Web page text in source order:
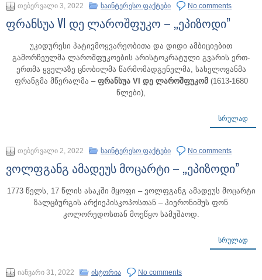
თებერვალი 3, 2022 საინტერესო ფაქტები No comments
ფრანსუა VI დე ლაროშფუკო – „ეპიზოდი”
უკიდურესი პატივმოყვარეობითა და დიდი ამბიციებით
გამორჩეულმა ლაროშფუკოების არისტოკრატული გვარის ერთ-
ერთმა ყველაზე ცნობილმა წარმომადგენელმა, სახელოვანმა
ფრანგმა მწერალმა – ფრანსუა VI დე ლაროშფუკომ(1613-1680
წლები),
ᲡᲠᲣᲚᲐᲓ
თებერვალი 2, 2022 საინტერესო ფაქტები No comments
ვოლფგანგ ამადეუს მოცარტი – „ეპიზოდი”
1773 წელს, 17 წლის ასაკში მყოფი – ვოლფგანგ ამადეუს მოცარტი
ზალცბურგის არქიეპისკოპოსთან – ჰიერონიმუს ფონ
კოლორედოსთან მოეწყო სამუშაოდ.
ᲡᲠᲣᲚᲐᲓ
იანვარი 31, 2022 ისტორია No comments